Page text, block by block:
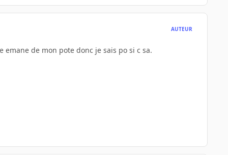
AUTEUR
de mon pote donc je sais po si c sa.